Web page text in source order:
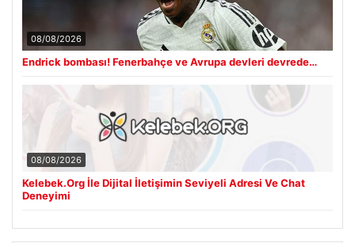
08/08/2026
Endrick bombası! Fenerbahçe ve Avrupa devleri devrede…
08/08/2026
Kelebek.Org İle Dijital İletişimin Seviyeli Adresi Ve Chat
Deneyimi